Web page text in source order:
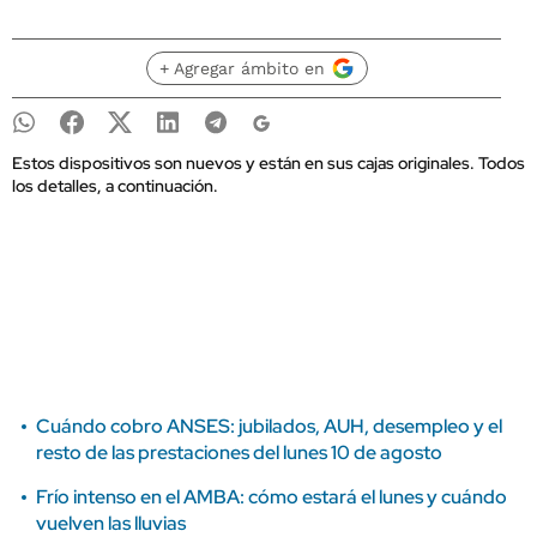
+ Agregar ámbito en
Estos dispositivos son nuevos y están en sus cajas originales. Todos
los detalles, a continuación.
Cuándo cobro ANSES: jubilados, AUH, desempleo y el
resto de las prestaciones del lunes 10 de agosto
Frío intenso en el AMBA: cómo estará el lunes y cuándo
vuelven las lluvias